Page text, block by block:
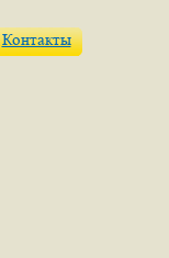
Контакты